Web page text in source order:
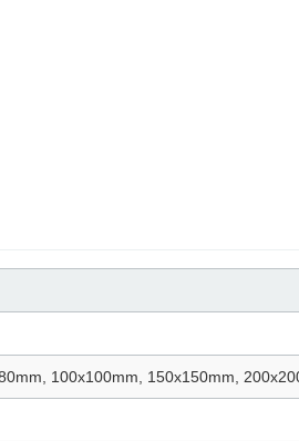
100x100mm, 150x150mm,